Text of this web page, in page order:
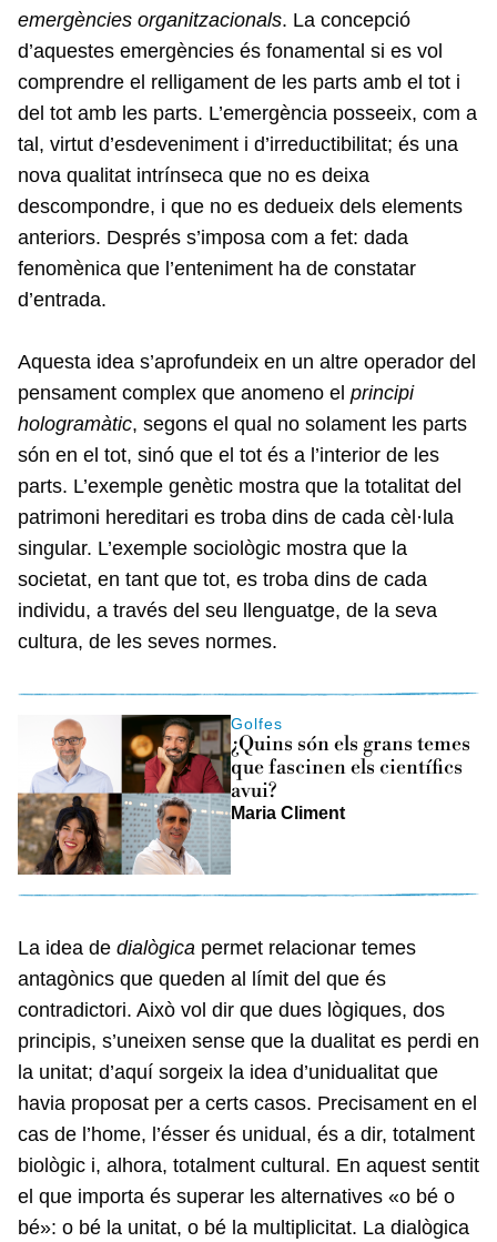
emergències organitzacionals. La concepció
d’aquestes emergències és fonamental si es vol
comprendre el relligament de les parts amb el tot i
del tot amb les parts. L’emergència posseeix, com a
tal, virtut d’esdeveniment i d’irreductibilitat; és una
nova qualitat intrínseca que no es deixa
descompondre, i que no es dedueix dels elements
anteriors. Després s’imposa com a fet: dada
fenomènica que l’enteniment ha de constatar
d’entrada.
Aquesta idea s’aprofundeix en un altre operador del
pensament complex que anomeno el principi
hologramàtic, segons el qual no solament les parts
són en el tot, sinó que el tot és a l’interior de les
parts. L’exemple genètic mostra que la totalitat del
patrimoni hereditari es troba dins de cada cèl·lula
singular. L’exemple sociològic mostra que la
societat, en tant que tot, es troba dins de cada
individu, a través del seu llenguatge, de la seva
cultura, de les seves normes.
Golfes
¿Quins són els grans temes
que fascinen els científics
avui?
Maria Climent
La idea de dialògica permet relacionar temes
antagònics que queden al límit del que és
contradictori. Això vol dir que dues lògiques, dos
principis, s’uneixen sense que la dualitat es perdi en
la unitat; d’aquí sorgeix la idea d’unidualitat que
havia proposat per a certs casos. Precisament en el
cas de l’home, l’ésser és unidual, és a dir, totalment
biològic i, alhora, totalment cultural. En aquest sentit
el que importa és superar les alternatives «o bé o
bé»: o bé la unitat, o bé la multiplicitat. La dialògica